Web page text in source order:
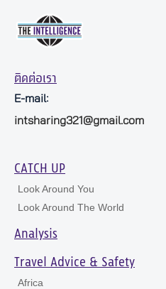
ติดต่อเรา
E-mail:
intsharing321@gmail.com
CATCH UP
Look Around You
Look Around The World
Analysis
Travel Advice & Safety
Africa